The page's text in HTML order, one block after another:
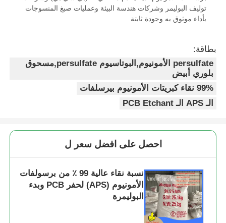
توليف البوليمر وشركات هندسة البيئة وعمليات صبغ المنسوجات
بأداء موثوق به وجودة ثابتة
بطاقة:
persulfate الأمونيوم,البوتاسيوم persulfate,مسحوق
بلوري أبيض
99% نقاء كبريتات الأمونيوم بيرسلفات
الـ APS الـ PCB Etchant
احصل على افضل سعر ل
نسبة نقاء عالية 99 ٪ من برسولفات
الأمونيوم (APS) لحفر PCB وبدء
البوليمرة